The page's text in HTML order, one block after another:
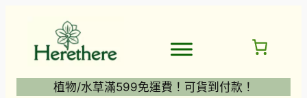
植物/水草滿599免運費！可貨到付款！